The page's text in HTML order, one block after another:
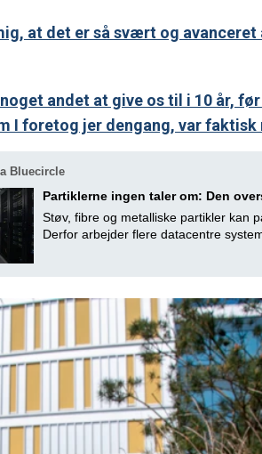
at det er så svært og avanceret
andet at give os til i 10 år,
I foretog jer dengang, var
Bluecircle
Partiklerne ingen taler om: Den
Støv, fibre og metalliske partikler kan
Derfor arbejder flere datacentre